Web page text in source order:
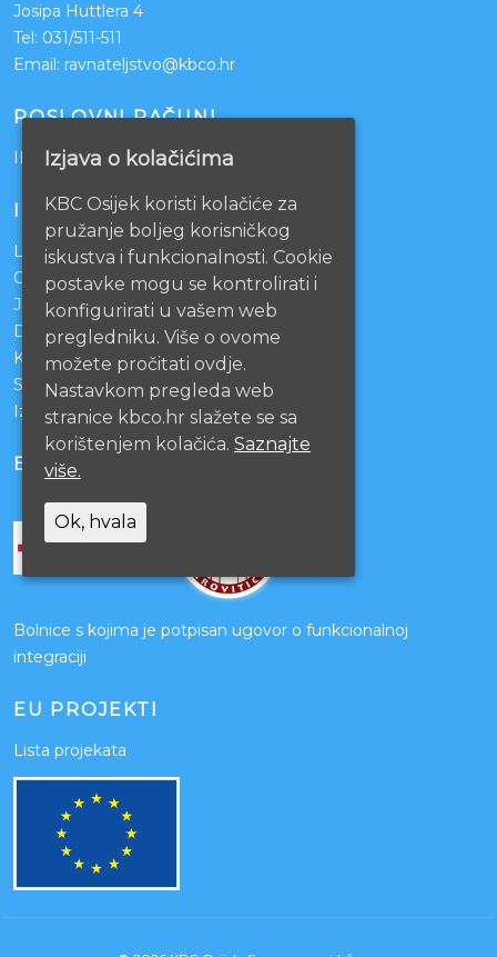
Josipa Huttlera 4
Tel: 031/511-511
Email: ravnateljstvo@kbco.hr
POSLOVNI RAČUNI
IBAN: HR1210010051863000160
INFORMACIJE
Lista čekanja
Centralno naručivanje pacijenata
Javna nabava
Darivanje krvi
KBCO Webmail
Sestrinstvo KBC Osijek
Izjava o pristupačnosti mrežnih stranica
BOLNICE PARTNERI
Bolnice s kojima je potpisan ugovor o funkcionalnoj
integraciji
EU PROJEKTI
Lista projekata
Izjava o kolačićima
KBC Osijek koristi kolačiće za
pružanje boljeg korisničkog
iskustva i funkcionalnosti. Cookie
postavke mogu se kontrolirati i
konfigurirati u vašem web
pregledniku. Više o ovome
možete pročitati ovdje.
Nastavkom pregleda web
stranice kbco.hr slažete se sa
korištenjem kolačića. Saznajte
više.
Ok, hvala